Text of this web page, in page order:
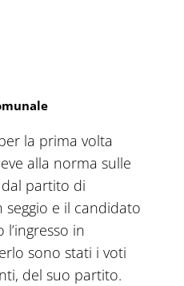
la prima volta
alla norma sulle
partito di
e il candidato
in
sono stati i voti
del suo partito.